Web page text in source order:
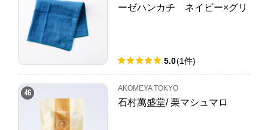
ーゼハンカチ ネイビー×グリ
5.0(1件)
46 AKOMEYA TOKYO
石村萬盛堂/ 栗マシュマロ